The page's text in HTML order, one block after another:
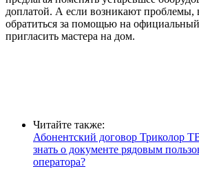
доплатой. А если возникают проблемы,
обратиться за помощью на
пригласить мастера на дом.
Читайте также:
Абонентский договор Триколор
знать о документе рядовым
оператора?